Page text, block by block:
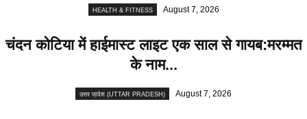
HEALTH & FITNESS August 7, 2026
चंदन कोटिया में हाईमास्ट लाइट एक साल से गायब:मरम्मत
के नाम...
उत्तर प्रदेश (UTTAR PRADESH) August 7, 2026